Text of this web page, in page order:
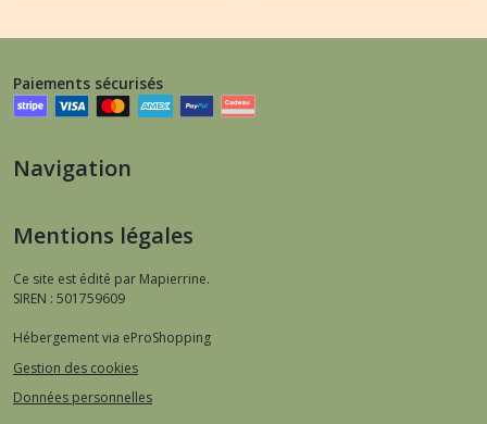
Paiements sécurisés
Navigation
Mentions légales
Ce site est édité par Mapierrine.
SIREN : 501759609
Hébergement via eProShopping
Gestion des cookies
Données personnelles